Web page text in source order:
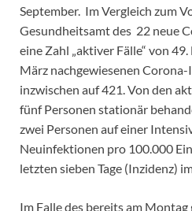
September. Im Vergleich zum
Gesundheitsamt des 22 neue
eine Zahl „aktiver Fälle“ von
März nachgewiesenen
inzwischen auf 421. Von den
fünf Personen stationär
zwei Personen auf einer
Neuinfektionen pro 100.000
letzten sieben Tage (Inzidenz)
Im Falle des bereits am